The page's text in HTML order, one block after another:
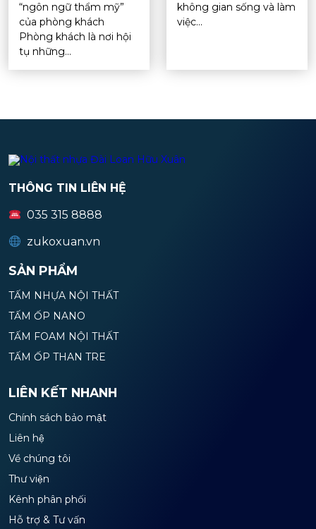
“ngôn ngữ thẩm mỹ”
của phòng khách
Phòng khách là nơi hội
tụ những...
không gian sống và làm
việc...
THÔNG TIN LIÊN HỆ
035 315 8888
zukoxuan.vn
SẢN PHẨM
TẤM NHỰA NỘI THẤT
TẤM ỐP NANO
TẤM FOAM NỘI THẤT
TẤM ỐP THAN TRE
LIÊN KẾT NHANH
Chính sách bảo mật
Liên hệ
Về chúng tôi
Thư viện
Kênh phân phối
Hỗ trợ & Tư vấn